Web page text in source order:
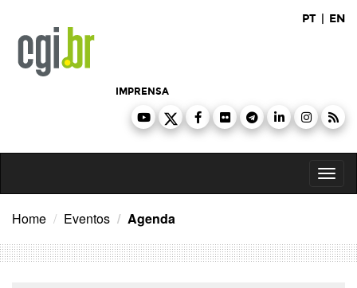
conteúdo
PT | EN
IMPRENSA
Home Eventos Agenda